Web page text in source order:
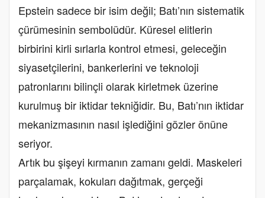
Epstein sadece bir isim değil; Batı’nın sistematik
çürümesinin sembolüdür. Küresel elitlerin
birbirini kirli sırlarla kontrol etmesi, geleceğin
siyasetçilerini, bankerlerini ve teknoloji
patronlarını bilinçli olarak kirletmek üzerine
kurulmuş bir iktidar tekniğidir. Bu, Batı’nın iktidar
mekanizmasının nasıl işlediğini gözler önüne
seriyor.
Artık bu şişeyi kırmanın zamanı geldi. Maskeleri
parçalamak, kokuları dağıtmak, gerçeği